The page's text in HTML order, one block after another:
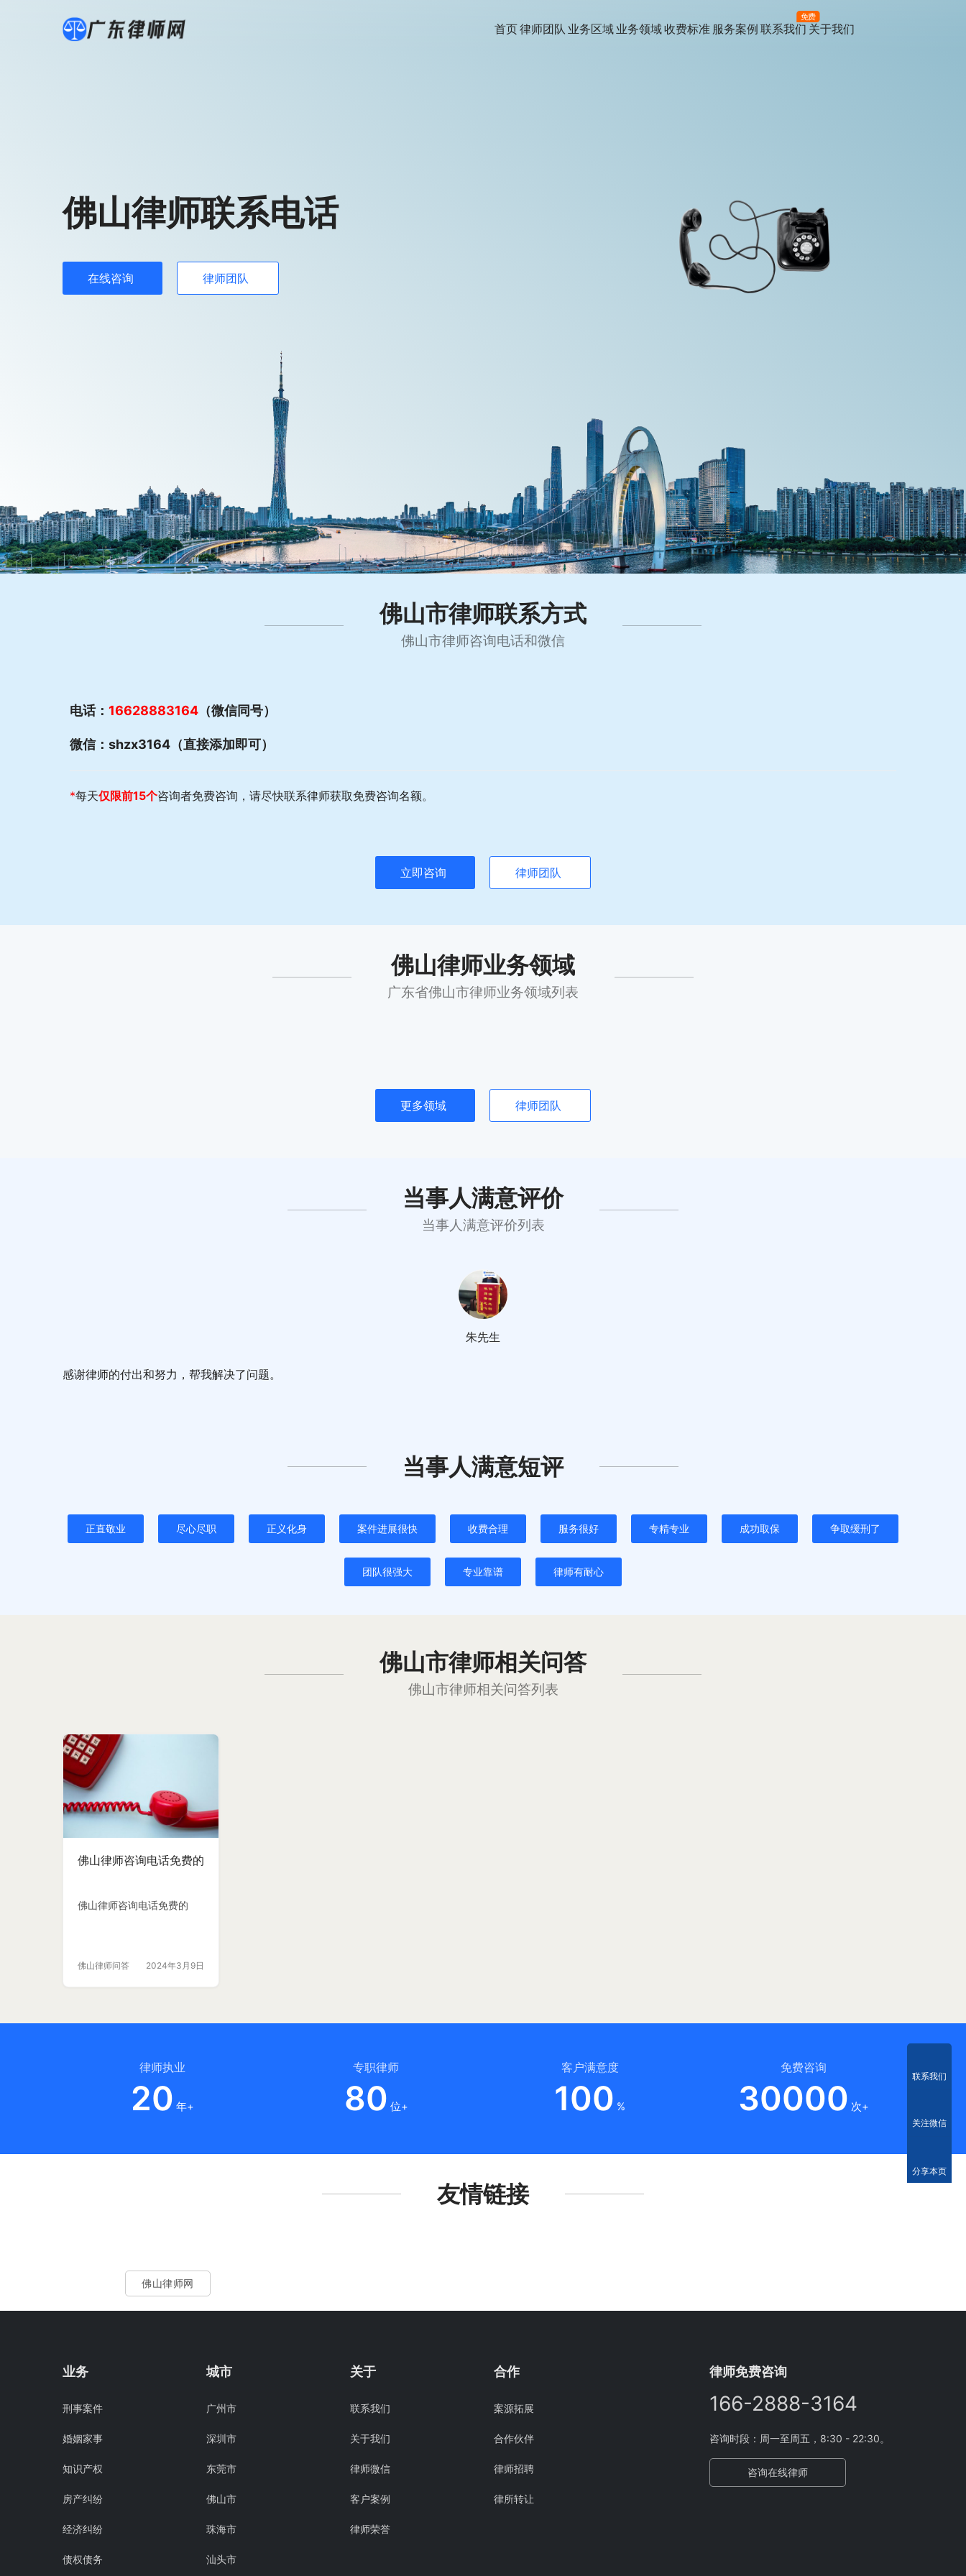
首页律师团队 业务区域 业务领域收费标准 服务案例 联系我们
免费
关于我们
佛山律师联系电话
在线咨询 律师团队
佛山市律师联系方式
佛山市律师咨询电话和微信
电话： 16628883164 （微信同号）
微信：shzx3164（直接添加即可）
*每天仅限前15个咨询者免费咨询，请尽快联系律师获取免费咨询名额。
立即咨询 律师团队
佛山律师业务领域
广东省佛山市律师业务领域列表
更多领域 律师团队
当事人满意评价
当事人满意评价列表
感谢律师的付出和努力，帮我解决了问题。
朱先生
当事人满意短评
正直敬业 尽心尽职 正义化身 案件进展很快 收费合理 服务很好 专精专业 成功取保 争取缓刑了
团队很强大 专业靠谱 律师有耐心
佛山市律师相关问答
佛山市律师相关问答列表
佛山律师咨询电话免费的
佛山律师咨询电话免费的
佛山律师问答 2024年3月9日
律师执业
20 年+
专职律师
80 位+
客户满意度
100 %
免费咨询
30000 次+
友情链接
佛山律师网
业务
刑事案件
婚姻家事
知识产权
房产纠纷
经济纠纷
债权债务
城市
广州市
深圳市
东莞市
佛山市
珠海市
汕头市
关于
联系我们
关于我们
律师微信
客户案例
律师荣誉
合作
案源拓展
合作伙伴
律师招聘
律所转让
律师免费咨询
166-2888-3164
咨询时段：周一至周五，8:30 - 22:30。
咨询在线律师
联系我们
关注微信
分享本页